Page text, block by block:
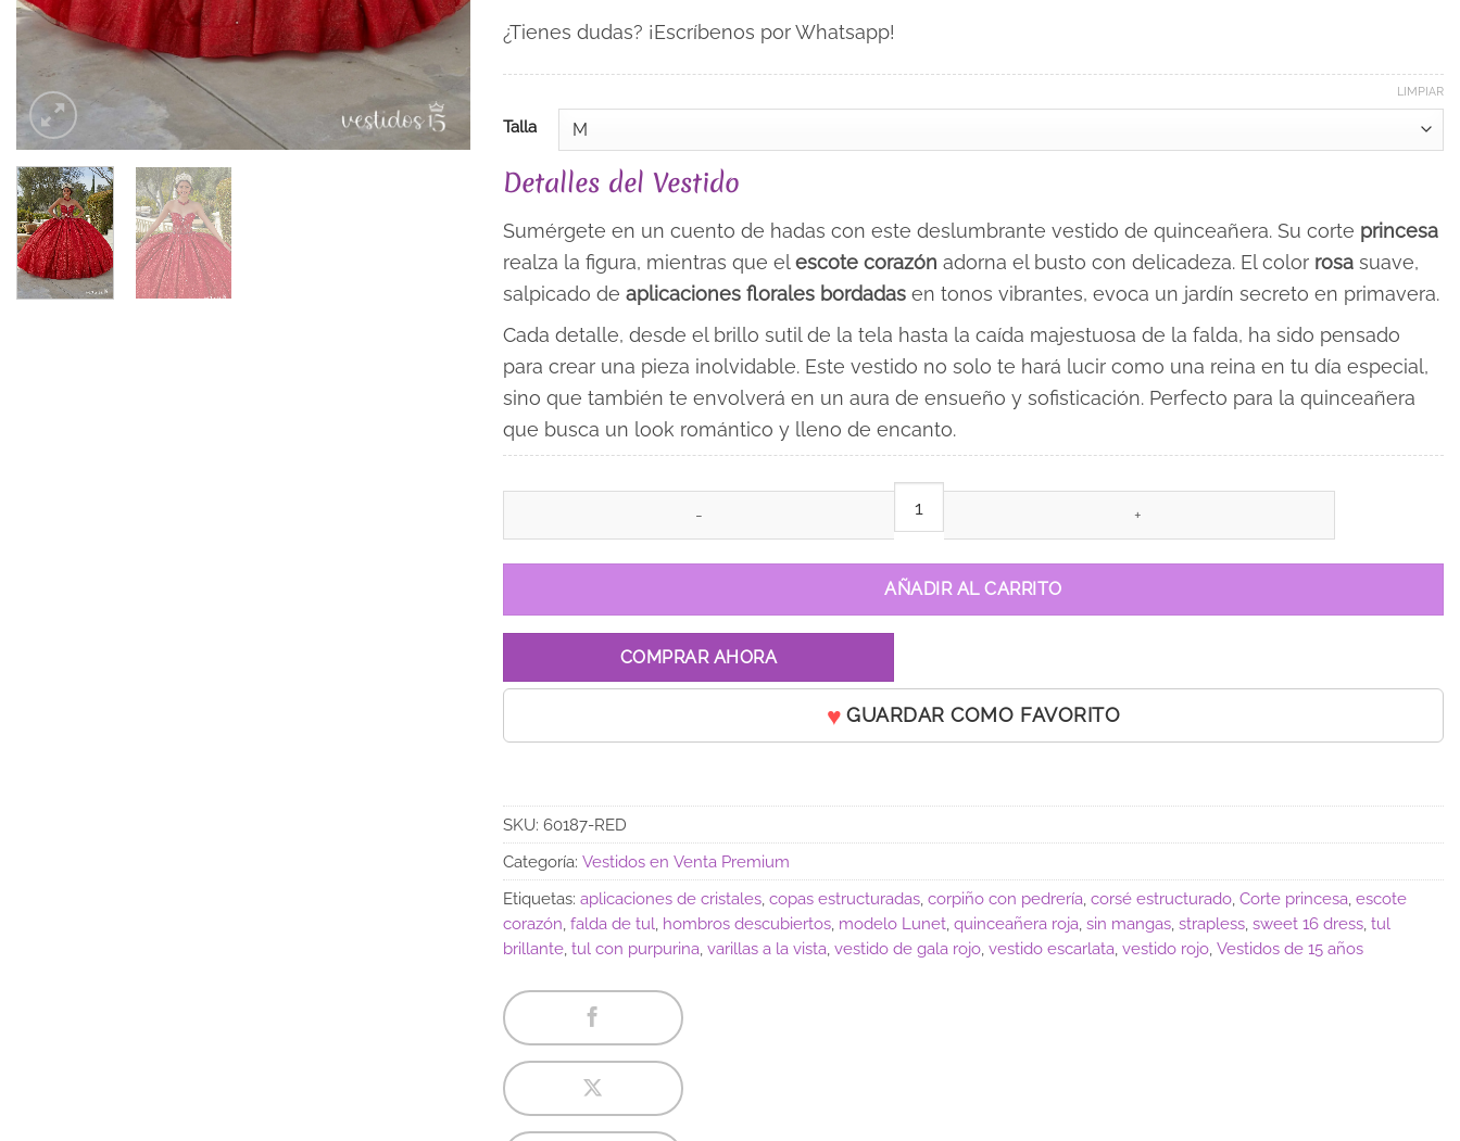
¿Tienes dudas? ¡Escríbenos por Whatsapp!
Talla
LIMPIAR
Detalles del Vestido
Sumérgete en un cuento de hadas con este deslumbrante vestido de quinceañera. Su corte princesa
realza la figura, mientras que elescote corazón adorna el busto con delicadeza. El color rosa suave,
salpicado de aplicaciones florales bordadas en tonos vibrantes, evoca un jardín secreto en primavera.
Cada detalle, desde el brillo sutil de la tela hasta la caída majestuosa de la falda, ha sido pensado
para crear una pieza inolvidable. Este vestido no solo te hará lucir como una reina en tu día especial,
sino que también te envolverá en un aura de ensueño y sofisticación. Perfecto para la quinceañera
que busca un look romántico y lleno de encanto.
Vestido de 15 años Lunet Rojo cantidad
AÑADIR AL CARRITO
COMPRAR AHORA
GUARDAR COMO FAVORITO
SKU: 60187-RED
Categoría: Vestidos en Venta Premium
Etiquetas: aplicaciones de cristales copas estructuradas corpiño con pedrería corsé estructurado Corte princesa escote
corazón falda de tul hombros descubiertos modelo Lunet quinceañera roja sin mangas strapless sweet 16 dress tul
brillante tul con purpurina varillas a la vista vestido de gala rojo vestido escarlata vestido rojo Vestidos de 15 años